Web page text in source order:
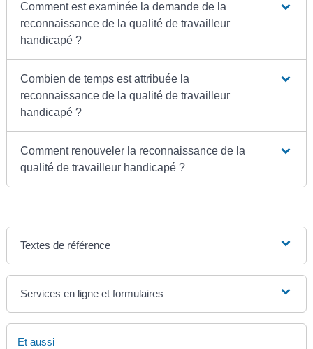
Comment est examinée la demande de la
reconnaissance de la qualité de travailleur
handicapé ?
Combien de temps est attribuée la
reconnaissance de la qualité de travailleur
handicapé ?
Comment renouveler la reconnaissance de la
qualité de travailleur handicapé ?
Textes de référence
Services en ligne et formulaires
Et aussi